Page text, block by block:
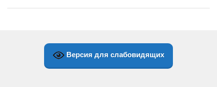
Версия для слабовидящих